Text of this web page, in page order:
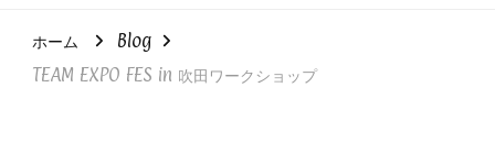
ホーム
Blog
TEAM EXPO FES in 吹田ワークショップ